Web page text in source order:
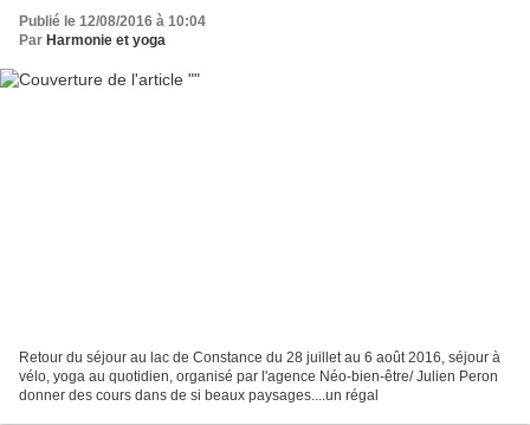
Publié le 12/08/2016 à 10:04
Par Harmonie et yoga
Retour du séjour au lac de Constance du 28 juillet au 6 août 2016, séjour à
vélo, yoga au quotidien, organisé par l'agence Néo-bien-être/ Julien Peron
donner des cours dans de si beaux paysages....un régal